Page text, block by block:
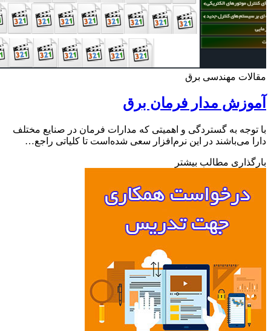
مهندسی برق
مدار فرمان برق
به گستردگی و اهمیتی که مدارات فرمان در صنایع مختلف
می‌باشند در این نرم‌افزار سعی شده‌است تا کلیاتی راجع…
مطالب بیشتر